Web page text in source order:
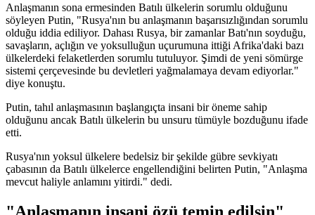
Anlaşmanın sona ermesinden Batılı ülkelerin sorumlu olduğunu
söyleyen Putin, "Rusya'nın bu anlaşmanın başarısızlığından sorumlu
olduğu iddia ediliyor. Dahası Rusya, bir zamanlar Batı'nın soyduğu,
savaşların, açlığın ve yoksulluğun uçurumuna ittiği Afrika'daki bazı
ülkelerdeki felaketlerden sorumlu tutuluyor. Şimdi de yeni sömürge
sistemi çerçevesinde bu devletleri yağmalamaya devam ediyorlar."
diye konuştu.
Putin, tahıl anlaşmasının başlangıçta insani bir öneme sahip
olduğunu ancak Batılı ülkelerin bu unsuru tümüyle bozduğunu ifade
etti.
Rusya'nın yoksul ülkelere bedelsiz bir şekilde gübre sevkiyatı
çabasının da Batılı ülkelerce engellendiğini belirten Putin, "Anlaşma
mevcut haliyle anlamını yitirdi." dedi.
"Anlaşmanın insani özü temin edilsin"